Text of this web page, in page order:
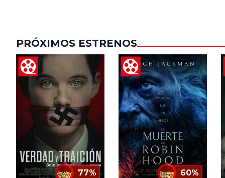
PRÓXIMOS ESTRENOS
77% 60%